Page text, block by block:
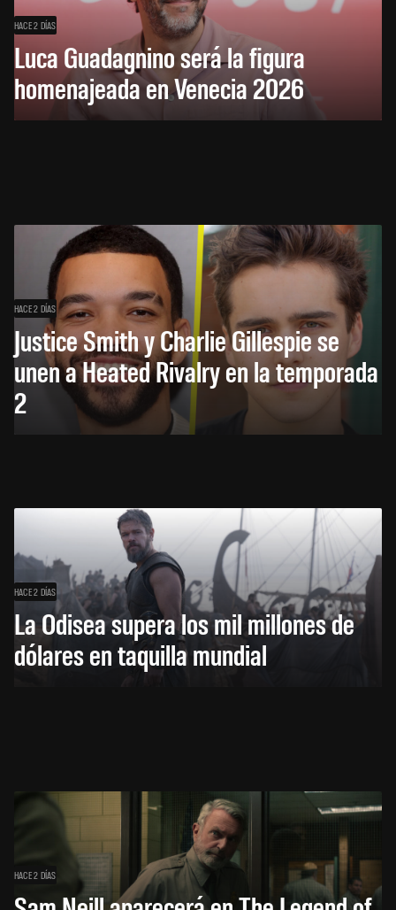
HACE 2 DÍAS
Luca Guadagnino será la figura
homenajeada en Venecia 2026
HACE 2 DÍAS
Justice Smith y Charlie Gillespie se
unen a Heated Rivalry en la temporada
2
HACE 2 DÍAS
La Odisea supera los mil millones de
dólares en taquilla mundial
HACE 2 DÍAS